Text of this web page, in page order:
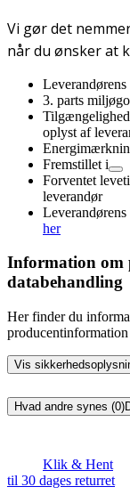
Vi gør det
når du ønsker at
3. parts
Tilgængelighed
oplyst af
Fremstillet i
Forventet
leverandør
her
Information om
databehandling
Her finder du
producentinformation
Vis
Hvad andre synes (0)
Klik & Hent
til 30 dages returret